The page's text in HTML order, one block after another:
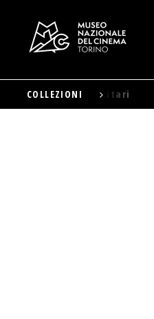
COLLEZIONI
e Materiali Pubblicitari